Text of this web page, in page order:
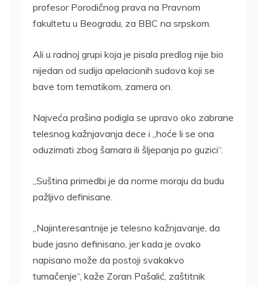
profesor Porodičnog prava na Pravnom
fakultetu u Beogradu, za BBC na srpskom.
Ali u radnoj grupi koja je pisala predlog nije bio
nijedan od sudija apelacionih sudova koji se
bave tom tematikom, zamera on.
Najveća prašina podigla se upravo oko zabrane
telesnog kažnjavanja dece i „hoće li se ona
oduzimati zbog šamara ili šljepanja po guzici“.
„Suština primedbi je da norme moraju da budu
pažljivo definisane.
„Najinteresantnije je telesno kažnjavanje, da
bude jasno definisano, jer kada je ovako
napisano može da postoji svakakvo
tumačenje“, kaže Zoran Pašalić, zaštitnik